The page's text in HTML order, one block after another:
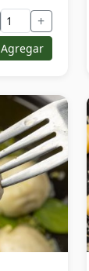
+
Agregar